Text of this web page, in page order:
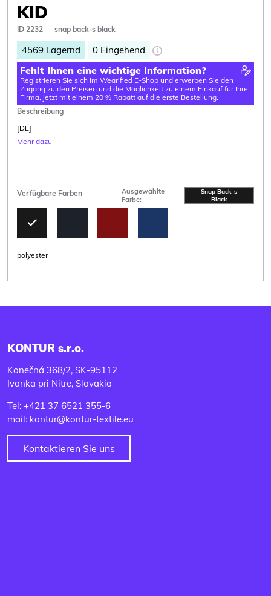
KID
ID 2232 snap back-s black
4569 Lagernd 0 Eingehend
Fehlt Ihnen eine wichtige Information?
Registrieren Sie sich im Wearified E-Shop und erwerben Sie den
Zugang zu den Preisen und die Möglichkeit zu einem Einkauf für Ihre
Firma, jetzt mit einem 20 % Rabatt auf die erste Bestellung.
Beschreibung
[DE]
Mehr dazu
Verfügbare Farben
Ausgewählte
Farbe:
Snap Back-s
Black
polyester
KONTUR s.r.o.
Konečná 368/2, SK-95112
Ivanka pri Nitre, Slovakia
Tel: +421 37 6521 355-6
mail: kontur@kontur-textile.eu
Kontaktieren Sie uns